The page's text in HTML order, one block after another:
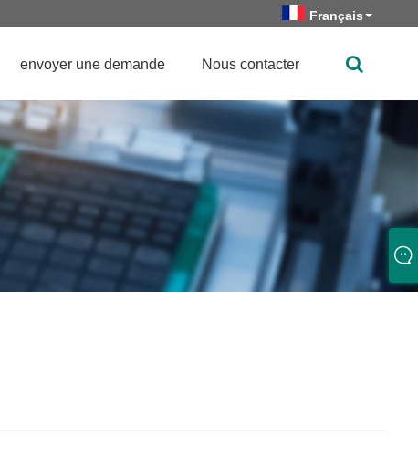
Français
envoyer une demande Nous contacter